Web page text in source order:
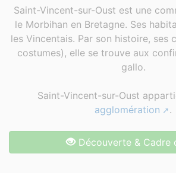
Saint-Vincent-sur-Oust est une
le Morbihan en Bretagne. Ses
les Vincentais. Par son histoire, ses
costumes), elle se trouve aux
gallo.
Saint-Vincent-sur-Oust
agglomération
.
Découverte & Cadre